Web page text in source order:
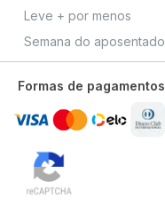
Leve + por menos
Semana do aposentado
Formas de pagamentos